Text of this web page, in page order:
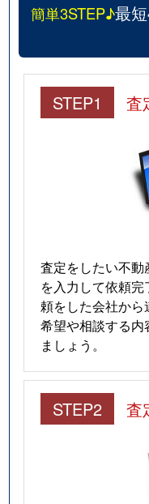
簡単3STEP♪最
STEP1 査
査定をしたい不
を入力して依頼
頼をした会社から
希望や相談する内
ましょう。
STEP2 査